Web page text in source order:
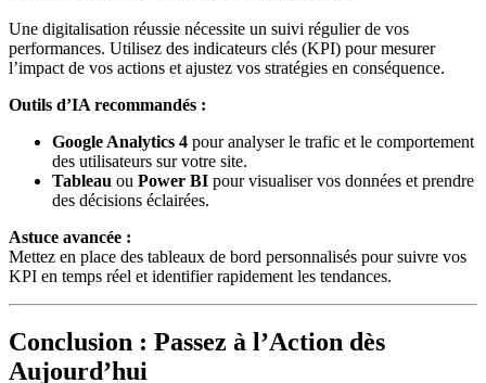
Une digitalisation réussie nécessite un suivi régulier de vos
performances. Utilisez des indicateurs clés (KPI) pour mesurer
l’impact de vos actions et ajustez vos stratégies en conséquence.
Outils d’IA recommandés :
Google Analytics 4 pour analyser le trafic et le comportement
des utilisateurs sur votre site.
Tableau ou Power BI pour visualiser vos données et prendre
des décisions éclairées.
Astuce avancée :
Mettez en place des tableaux de bord personnalisés pour suivre vos
KPI en temps réel et identifier rapidement les tendances.
Conclusion : Passez à l’Action dès
Aujourd’hui